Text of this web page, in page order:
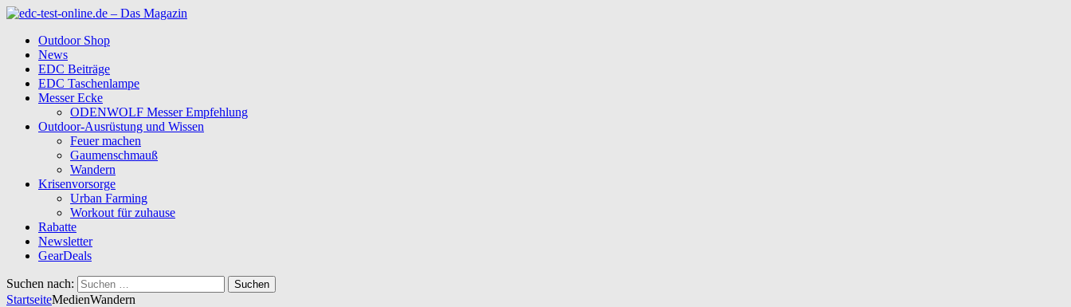
Outdoor Shop
News
EDC Beiträge
EDC Taschenlampe
Messer Ecke
ODENWOLF Messer Empfehlung
Outdoor-Ausrüstung und Wissen
Feuer machen
Gaumenschmauß
Wandern
Krisenvorsorge
Urban Farming
Workout für zuhause
Rabatte
Newsletter
GearDeals
Suchen nach:
StartseiteMedienWandern